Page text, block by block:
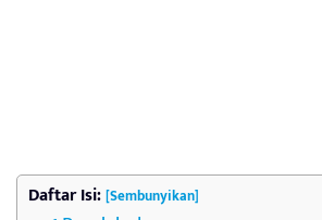
Daftar Isi:[Sembunyikan]